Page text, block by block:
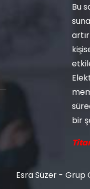
Bu
bir
Esra Süzer - Grup